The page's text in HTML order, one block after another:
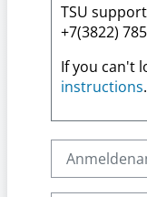
TSU
+7(3822)
If you can't
instructions.